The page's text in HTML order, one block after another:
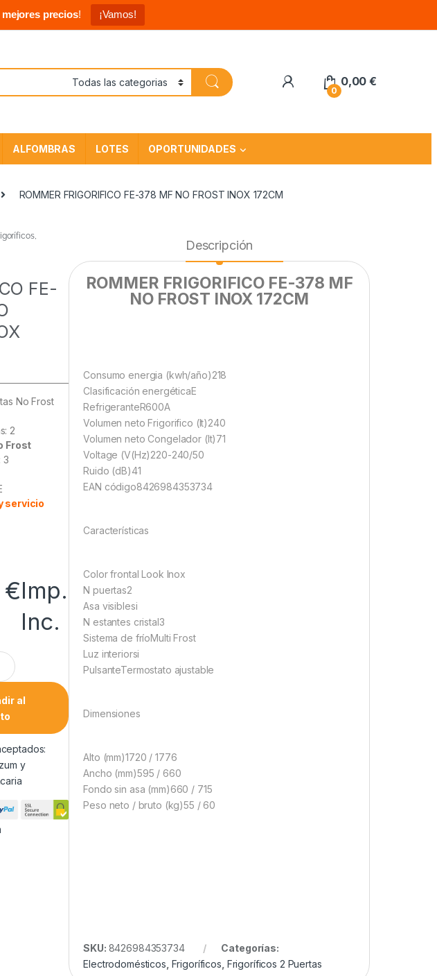
mejores precios! ¡Vamos!
0
0,00€
ALFOMBRAS LOTES OPORTUNIDADES
ROMMER FRIGORIFICO FE-378 MF NO FROST INOX 172CM
,
FE-
No Frost
2
Frost
3
servicio
€Imp.
Inc.
al
y
Descripción
ROMMER FRIGORIFICO FE-378 MF
NO FROST INOX 172CM
Consumo energia (kwh/año)218
Clasificación energéticaE
RefrigeranteR600A
Volumen neto Frigorifico (lt)240
Volumen neto Congelador (lt)71
Voltage (V(Hz)220-240/50
Ruido (dB)41
EAN código8426984353734
Características
Color frontal Look Inox
N puertas2
Asa visiblesi
N estantes cristal3
Sistema de fríoMulti Frost
Luz interiorsi
PulsanteTermostato ajustable
Dimensiones
Alto (mm)1720 / 1776
Ancho (mm)595 / 660
Fondo sin asa (mm)660 / 715
Peso neto / bruto (kg)55 / 60
SKU: 8426984353734
Categorías:
Electrodomésticos Frigoríficos Frigoríficos 2 Puertas